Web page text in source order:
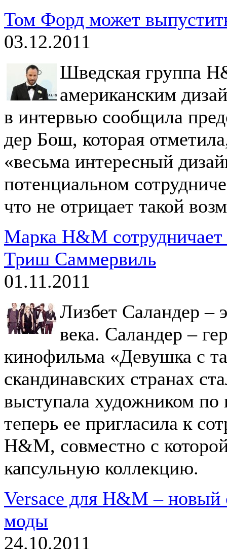
Том Форд может
03.12.2011
Шведская группа
американским
в интервью сообщила
дер Бош, которая
«весьма интересный
потенциальном
что не отрицает такой
Марка H&M
Триш Саммервиль
01.11.2011
Лизбет Саландер –
века. Саландер –
кинофильма «Девушка с
скандинавских странах
выступала художником по
теперь ее пригласила к
H&M, совместно с
капсульную коллекцию.
Versace для H&M – новый
моды
24.10.2011